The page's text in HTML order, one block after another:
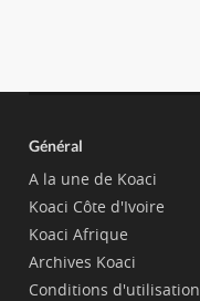
Général
A la une de Koaci
Koaci Côte d'Ivoire
Koaci Afrique
Archives Koaci
Conditions d'utilisation